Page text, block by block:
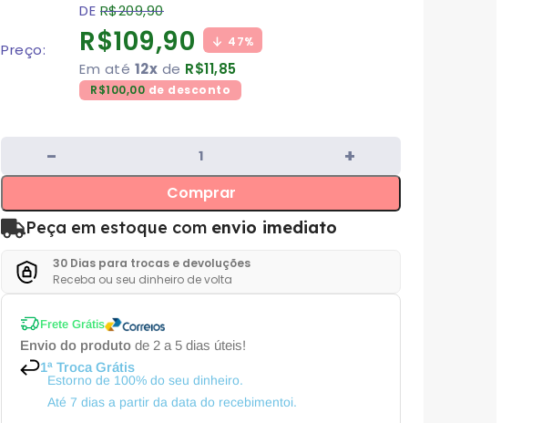
Preço:
DE R$209,90
R$109,90 47%
Em até 12x de R$11,85
R$100,00 de desconto
Comprar
Peça em estoque com envio imediato
30 Dias para trocas e devoluções
Receba ou seu dinheiro de volta
Frete Grátis
Envio do produto de 2 a 5 dias úteis!
1ª Troca Grátis
Estorno de 100% do seu dinheiro.
Até 7 dias a partir da data do recebimentoi.